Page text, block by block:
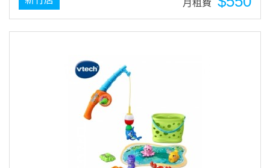
月租費